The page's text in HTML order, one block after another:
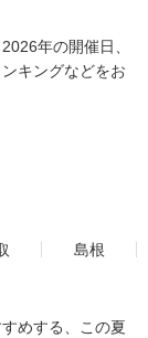
年の開催日、
キングなどをお
島根
めする、この夏